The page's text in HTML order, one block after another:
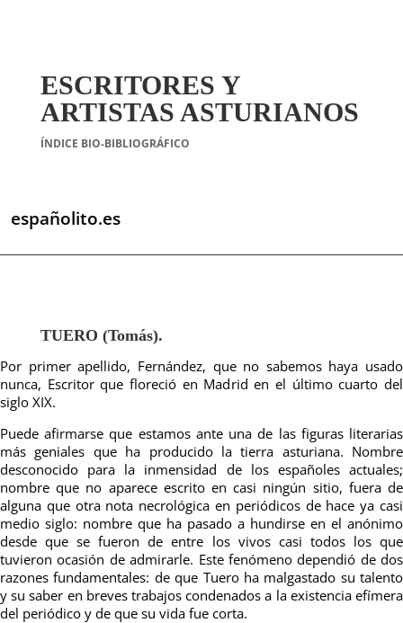
ESCRITORES Y
ARTISTAS ASTURIANOS
ÍNDICE BIO-BIBLIOGRÁFICO
españolito.es
TUERO (Tomás).
Por primer apellido, Fernández, que no sabemos haya usado
nunca, Escritor que floreció en Madrid en el último cuarto del
siglo XIX.
Puede afirmarse que estamos ante una de las figuras literarias
más geniales que ha producido la tierra asturiana. Nombre
desconocido para la inmensidad de los españoles actuales;
nombre que no aparece escrito en casi ningún sitio, fuera de
alguna que otra nota necrológica en periódicos de hace ya casi
medio siglo: nombre que ha pasado a hundirse en el anónimo
desde que se fueron de entre los vivos casi todos los que
tuvieron ocasión de admirarle. Este fenómeno dependió de dos
razones fundamentales: de que Tuero ha malgastado su talento
y su saber en breves trabajos condenados a la existencia efímera
del periódico y de que su vida fue corta.